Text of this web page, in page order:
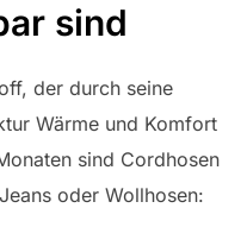
sind
der durch seine
Wärme und Komfort
sind Cordhosen
oder Wollhosen: